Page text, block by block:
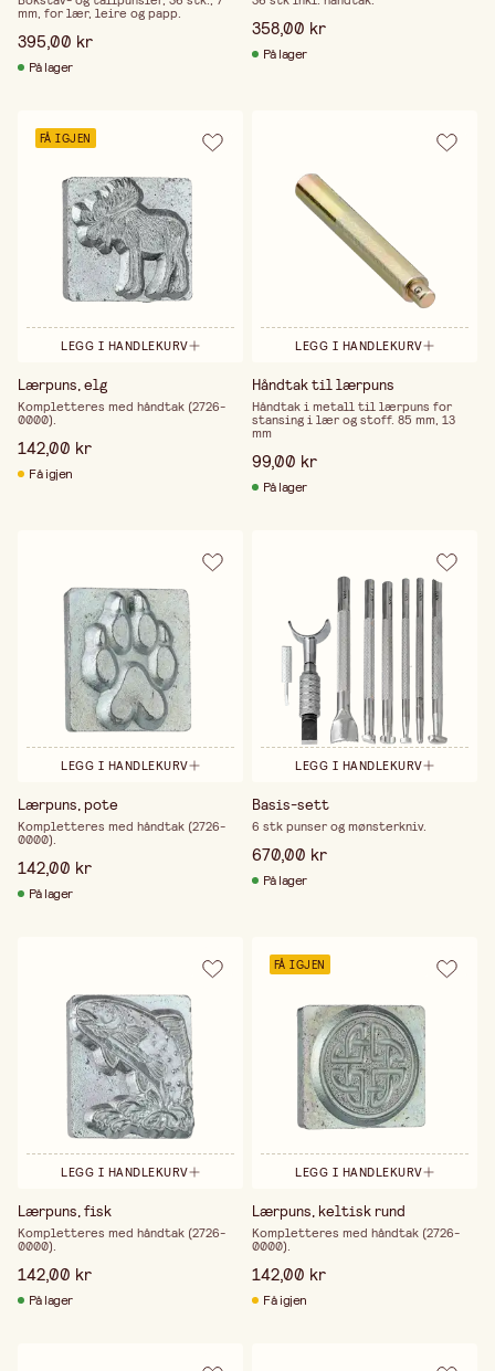
mm, for lær, leire og papp.
395,00 kr
På lager
358,00 kr
På lager
FÅ IGJEN
LEGG I HANDLEKURV
Lærpuns, elg
Kompletteres med håndtak (2726-
0000).
142,00 kr
Få igjen
LEGG I HANDLEKURV
Håndtak til lærpuns
Håndtak i metall til lærpuns for
stansing i lær og stoff. 85 mm, 13
mm
99,00 kr
På lager
LEGG I HANDLEKURV
Lærpuns, pote
Kompletteres med håndtak (2726-
0000).
142,00 kr
På lager
LEGG I HANDLEKURV
Basis-sett
6 stk punser og mønsterkniv.
670,00 kr
På lager
LEGG I HANDLEKURV
Lærpuns, fisk
Kompletteres med håndtak (2726-
0000).
142,00 kr
På lager
FÅ IGJEN
LEGG I HANDLEKURV
Lærpuns, keltisk rund
Kompletteres med håndtak (2726-
0000).
142,00 kr
Få igjen